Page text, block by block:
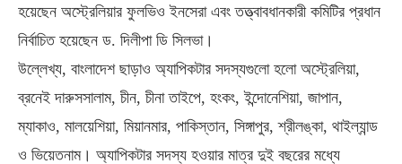
হয়েছেন অস্ট্রেলিয়ার ফুলভিও ইনসেরা এবং তত্ত্বাবধানকারী কমিটির প্রধান
নির্বাচিত হয়েছেন ড. দিলীপা ডি সিলভা।
উল্লেখ্য, বাংলাদেশ ছাড়াও অ্যাপিকটার সদস্যগুলো হলো অস্ট্রেলিয়া,
ব্রনেই দারুসসালাম, চীন, চীনা তাইপে, হংকং, ইন্দোনেশিয়া, জাপান,
ম্যাকাও, মালয়েশিয়া, মিয়ানমার, পাকিস্তান, সিঙ্গাপুর, শ্রীলঙ্কা, থাইল্যান্ড
ও ভিয়েতনাম। অ্যাপিকটার সদস্য হওয়ার মাত্র দুই বছরের মধ্যে